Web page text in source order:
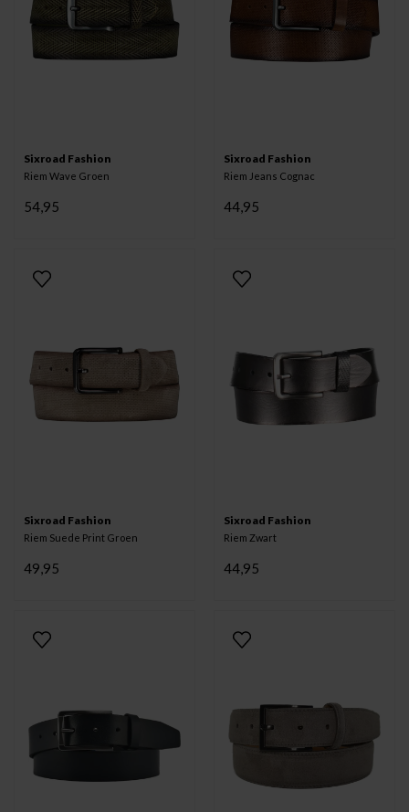
Sixroad Fashion
Riem Wave Groen
54,95
Sixroad Fashion
Riem Jeans Cognac
44,95
Sixroad Fashion
Riem Suede Print Groen
49,95
Sixroad Fashion
Riem Zwart
44,95